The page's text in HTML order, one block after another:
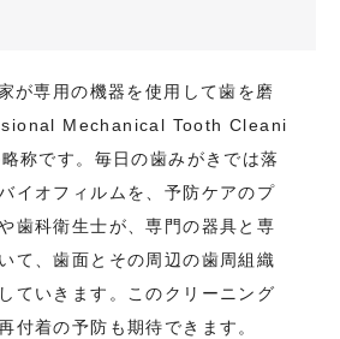
が専用の機器を使用して歯を磨
Mechanical Tooth Cleani
称です。毎日の歯みがきでは落
イオフィルムを、予防ケアのプ
歯科衛生士が、専門の器具と専
て、歯面とその周辺の歯周組織
ていきます。このクリーニング
付着の予防も期待できます。